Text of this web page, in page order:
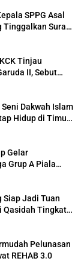
SPPG Asal
Tinggalkan Surat
Tinjau
II, Sebut
TNI dan Rakyat
Dakwah Islam
Hidup di Timur
Gelar
Grup A Piala
Mendatang
Siap Jadi Tuan
Qasidah Tingkat
Pelunasan
REHAB 3.0